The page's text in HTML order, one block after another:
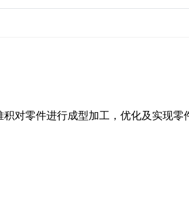
对零件进行成型加工，优化及实现